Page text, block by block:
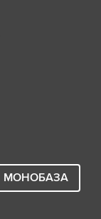
МОНОБАЗА